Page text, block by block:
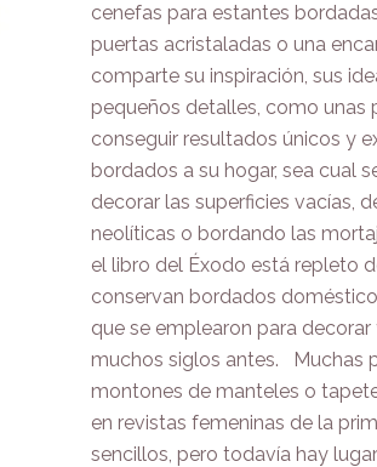
cenefas para estantes
puertas acristaladas o una
comparte su inspiración, sus
pequeños detalles, como unas
conseguir resultados únicos y
bordados a su hogar, sea cual
decorar las superficies vacías,
neolíticas o bordando las
el libro del Éxodo está repleto
conservan bordados
que se emplearon para
muchos siglos antes. Muchas
montones de manteles o
en revistas femeninas de la
sencillos, pero todavía hay